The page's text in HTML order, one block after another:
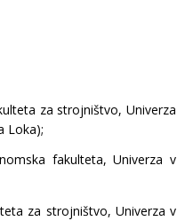
za strojništvo, Univerza
Loka);
fakulteta, Univerza v
za strojništvo, Univerza v